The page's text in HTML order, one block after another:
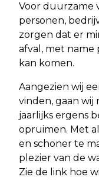
Voor duurzame
personen,
zorgen dat er
afval, met name
kan komen.
Aangezien wij
vinden, gaan
jaarlijks ergens
opruimen. Met
en schoner te
plezier van de
Zie de link hoe